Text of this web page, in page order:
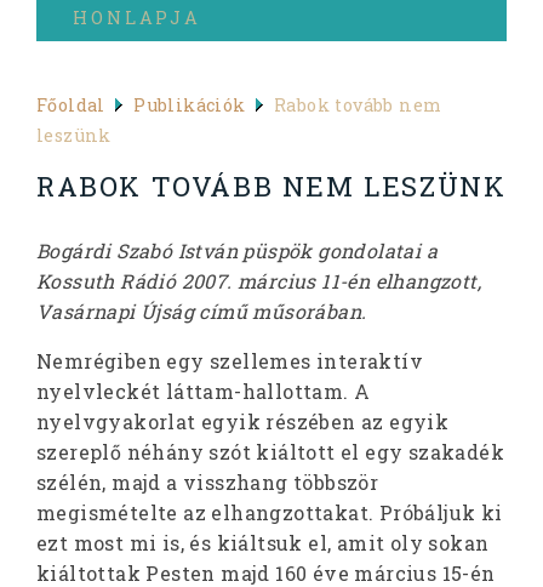
HONLAPJA
Főoldal Publikációk
Rabok tovább nem
leszünk
RABOK TOVÁBB NEM LESZÜNK
Bogárdi Szabó István püspök gondolatai a
Kossuth Rádió 2007. március 11-én elhangzott,
Vasárnapi Újság című műsorában.
Nemrégiben egy szellemes interaktív
nyelvleckét láttam-hallottam. A
nyelvgyakorlat egyik részében az egyik
szereplő néhány szót kiáltott el egy szakadék
szélén, majd a visszhang többször
megismételte az elhangzottakat. Próbáljuk ki
ezt most mi is, és kiáltsuk el, amit oly sokan
kiáltottak Pesten majd 160 éve március 15-én